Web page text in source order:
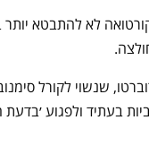
לא להתבטא
שנשוי לקורל
בעתיד ולפגוע